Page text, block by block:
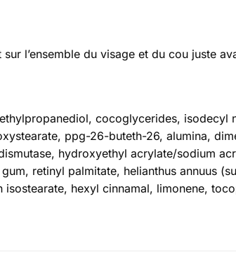
l’ensemble du visage et du cou juste
cocoglycerides, isodecyl
ppg-26-buteth-26, alumina,
hydroxyethyl acrylate/sodium
retinyl palmitate, helianthus annuus
hexyl cinnamal, limonene,